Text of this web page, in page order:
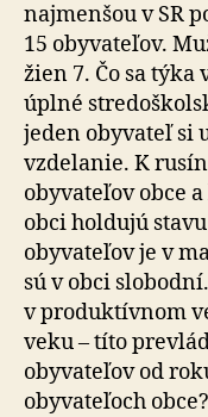
najmenšou v SR
15 obyvateľov.
žien 7. Čo sa
úplné
jeden obyvateľ si
vzdelanie. K
obyvateľov obce
obci holdujú
obyvateľov je v
sú v obci
v produktívnom
veku – títo
obyvateľov od
obyvateľoch